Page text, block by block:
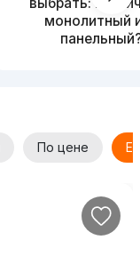
монолитный
По цене